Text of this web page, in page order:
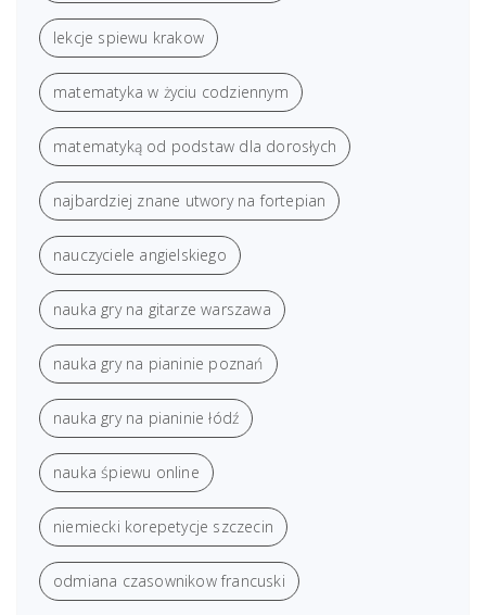
lekcje spiewu krakow
matematyka w życiu codziennym
matematyką od podstaw dla dorosłych
najbardziej znane utwory na fortepian
nauczyciele angielskiego
nauka gry na gitarze warszawa
nauka gry na pianinie poznań
nauka gry na pianinie łódź
nauka śpiewu online
niemiecki korepetycje szczecin
odmiana czasownikow francuski